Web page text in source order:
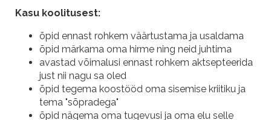
Kasu koolitusest:
õpid ennast rohkem väärtustama ja usaldama
õpid märkama oma hirme ning neid juhtima
avastad võimalusi ennast rohkem aktsepteerida
just nii nagu sa oled
õpid tegema koostööd oma sisemise kriitiku ja
tema "sõpradega"
õpid nägema oma tugevusi ja oma elu selle